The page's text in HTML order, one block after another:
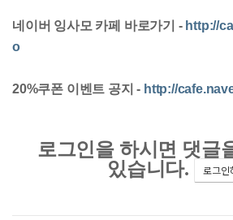
네이버 잉사모 카페 바로가기 - http://
o
20%쿠폰 이벤트 공지 - http://